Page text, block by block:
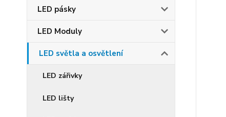
LED pásky
LED Moduly
LED světla a osvětlení
LED zářivky
LED lišty